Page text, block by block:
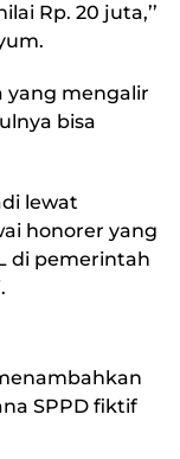
Rp. 20 juta,’’
yang mengalir
bisa
lewat
honorer yang
di pemerintah
SPPD fiktif